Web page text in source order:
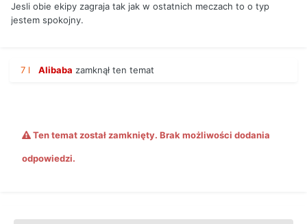
Jesli obie ekipy zagraja tak jak w ostatnich meczach to o typ
jestem spokojny.
7 l Alibaba zamknął ten temat
Ten temat został zamknięty. Brak możliwości dodania
odpowiedzi.